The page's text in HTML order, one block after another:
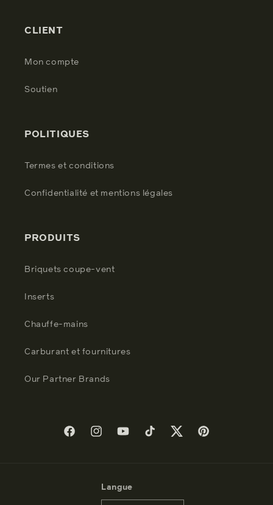
CLIENT
Mon compte
Soutien
POLITIQUES
Termes et conditions
Confidentialité et mentions légales
PRODUITS
Briquets coupe-vent
Inserts
Chauffe-mains
Carburant et fournitures
Our Partner Brands
FacebookInstagramYouTubeTikTokTwitterPinterest
Langue